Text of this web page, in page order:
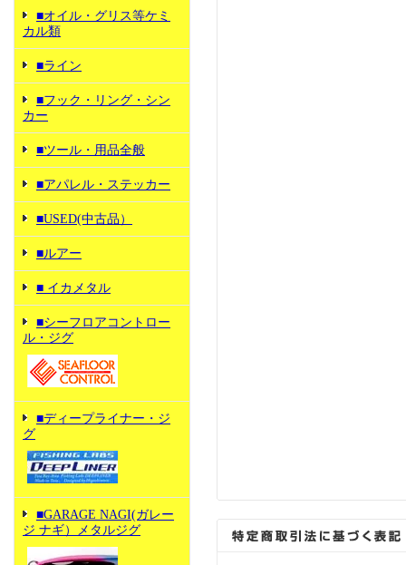
■オイル・グリス等ケミ
カル類
■ライン
■フック・リング・シン
カー
■ツール・用品全般
■アパレル・ステッカー
■USED(中古品）
■ルアー
■ イカメタル
■シーフロアコントロー
ル・ジグ
■ディープライナー・ジ
グ
■GARAGE NAGI(ガレー
ジ ナギ）メタルジグ